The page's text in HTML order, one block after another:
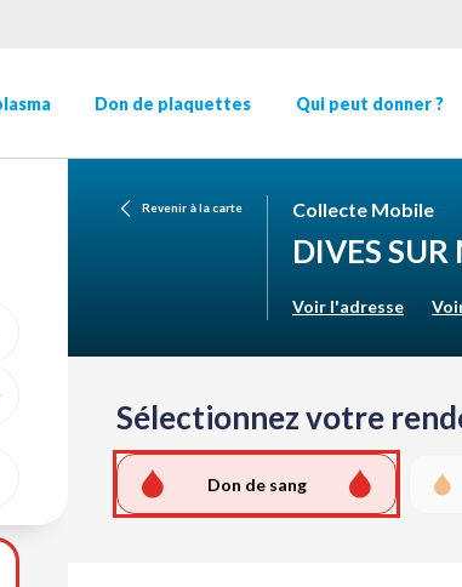
Don de plaquettes Qui peut donner ?
GÉOLOCALISER
Revenir à la carte Collecte Mobile
DIVES SUR
Voir l'adresse
Sélectionnez votre
Don de sang